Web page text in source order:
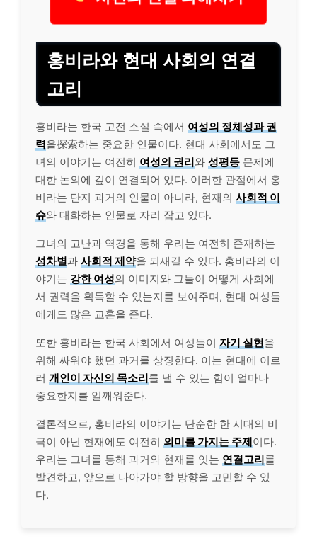
홍비라와 현대 사회의 연결
고리
홍비라는 한국 고전 소설 속에서 여성의 정체성과 권
력을探索하는 중요한 인물이다. 현대 사회에서도 그
녀의 이야기는 여전히 여성의 권리와 성평등 문제에
대한 논의에 깊이 연결되어 있다. 이러한 관점에서 홍
비라는 단지 과거의 인물이 아니라, 현재의 사회적 이
슈와 대화하는 인물로 자리 잡고 있다.
그녀의 고난과 역경을 통해 우리는 여전히 존재하는
성차별과 사회적 제약을 되새길 수 있다. 홍비라의 이
야기는 강한 여성의 이미지와 그들이 어떻게 사회에
서 권력을 획득할 수 있는지를 보여주며, 현대 여성들
에게도 많은 교훈을 준다.
또한 홍비라는 한국 사회에서 여성들이 자기 실현을
위해 싸워야 했던 과거를 상징한다. 이는 현대에 이르
러 개인이 자신의 목소리를 낼 수 있는 힘이 얼마나
중요한지를 일깨워준다.
결론적으로, 홍비라의 이야기는 단순한 한 시대의 비
극이 아닌 현재에도 여전히 의미를 가지는 주제이다.
우리는 그녀를 통해 과거와 현재를 잇는 연결고리를
발견하고, 앞으로 나아가야 할 방향을 고민할 수 있
다.